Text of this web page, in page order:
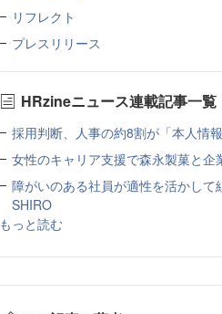
リフレクト
プレスリリース
HRzineニュース連載記事一覧
採用判断、人事の約8割が「本人情
女性のキャリア支援で森永製菓と
障がいのある社員が適性を活かし
SHIRO
もっと読む